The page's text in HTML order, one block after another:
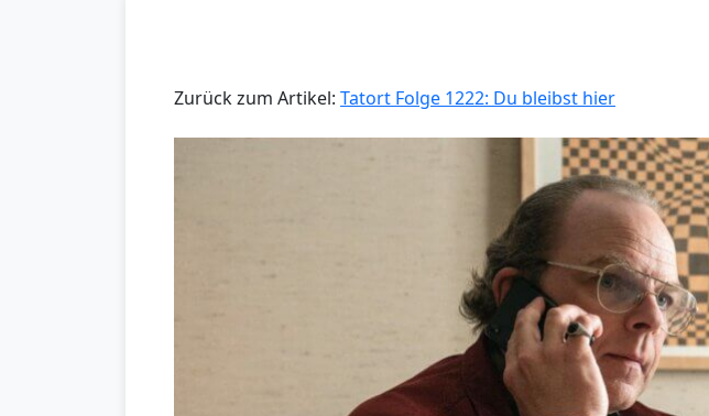
Zurück zum Artikel: Tatort Folge 1222: Du bleibst hier